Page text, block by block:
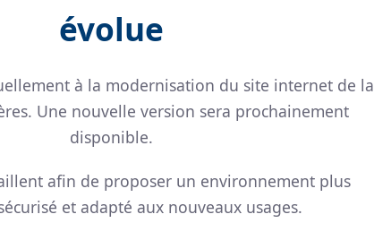
évolue
à la modernisation du site internet de la
Une nouvelle version sera prochainement
disponible.
afin de proposer un environnement plus
et adapté aux nouveaux usages.